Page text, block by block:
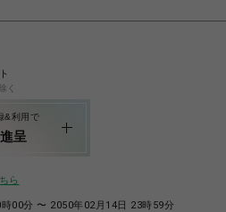
く
&利用で
呈
ら
00分 〜 2050年02月14日 23時59分